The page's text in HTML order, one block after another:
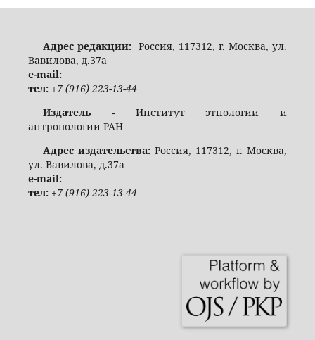
Адрес редакции: Россия, 117312, г. Москва, ул.
Вавилова, д.37а
e-mail:
тел: +7 (916) 223-13-44
Издатель- Институт этнологии и
антропологии РАН
Адрес издательства: Россия, 117312, г. Москва,
ул. Вавилова, д.37а
e-mail:
тел: +7 (916) 223-13-44